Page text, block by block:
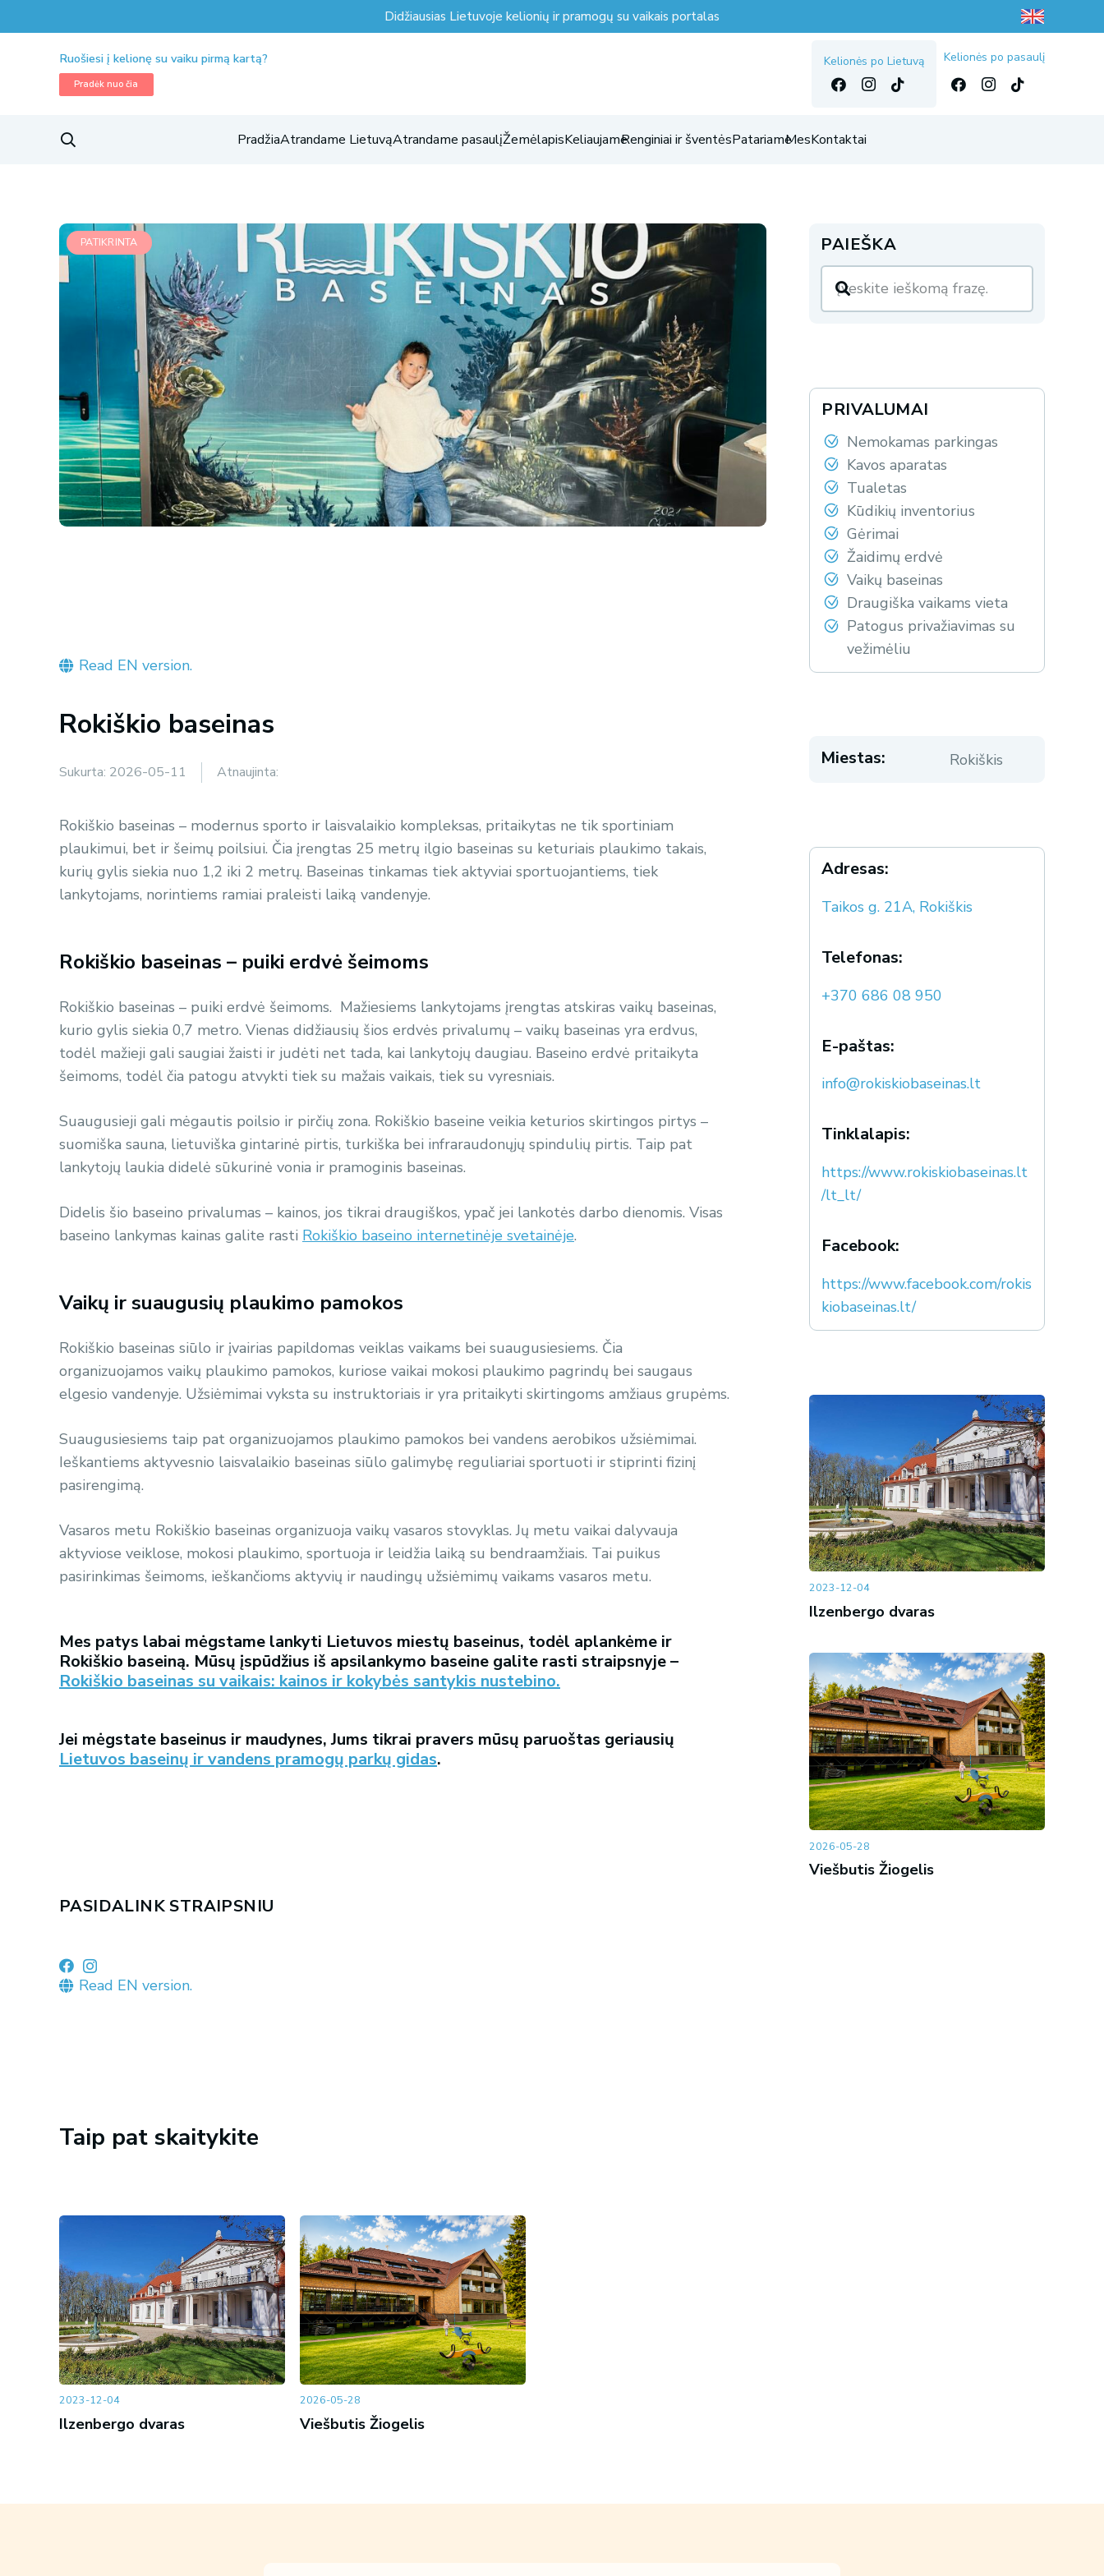
Didžiausias Lietuvoje kelionių ir pramogų su vaikais portalas
Ruošiesi į kelionę su vaiku pirmą kartą?
Pradėk nuo čia
Kelionės po Lietuvą Kelionės po pasaulį
PradžiaAtrandame LietuvąAtrandame pasaulįŽemėlapisKeliaujameRenginiai ir šventėsPatariameMesKontaktai
PATIKRINTA
Read EN version.
Rokiškio baseinas
Sukurta: 2026-05-11 Atnaujinta:
Rokiškio baseinas – modernus sporto ir laisvalaikio kompleksas, pritaikytas ne tik sportiniam
plaukimui, bet ir šeimų poilsiui. Čia įrengtas 25 metrų ilgio baseinas su keturiais plaukimo takais,
kurių gylis siekia nuo 1,2 iki 2 metrų. Baseinas tinkamas tiek aktyviai sportuojantiems, tiek
lankytojams, norintiems ramiai praleisti laiką vandenyje.
Rokiškio baseinas – puiki erdvė šeimoms
Rokiškio baseinas – puiki erdvė šeimoms. Mažiesiems lankytojams įrengtas atskiras vaikų baseinas,
kurio gylis siekia 0,7 metro. Vienas didžiausių šios erdvės privalumų – vaikų baseinas yra erdvus,
todėl mažieji gali saugiai žaisti ir judėti net tada, kai lankytojų daugiau. Baseino erdvė pritaikyta
šeimoms, todėl čia patogu atvykti tiek su mažais vaikais, tiek su vyresniais.
Suaugusieji gali mėgautis poilsio ir pirčių zona. Rokiškio baseine veikia keturios skirtingos pirtys –
suomiška sauna, lietuviška gintarinė pirtis, turkiška bei infraraudonųjų spindulių pirtis. Taip pat
lankytojų laukia didelė sūkurinė vonia ir pramoginis baseinas.
Didelis šio baseino privalumas – kainos, jos tikrai draugiškos, ypač jei lankotės darbo dienomis. Visas
baseino lankymas kainas galite rasti Rokiškio baseino internetinėje svetainėje.
Vaikų ir suaugusių plaukimo pamokos
Rokiškio baseinas siūlo ir įvairias papildomas veiklas vaikams bei suaugusiesiems. Čia
organizuojamos vaikų plaukimo pamokos, kuriose vaikai mokosi plaukimo pagrindų bei saugaus
elgesio vandenyje. Užsiėmimai vyksta su instruktoriais ir yra pritaikyti skirtingoms amžiaus grupėms.
Suaugusiesiems taip pat organizuojamos plaukimo pamokos bei vandens aerobikos užsiėmimai.
Ieškantiems aktyvesnio laisvalaikio baseinas siūlo galimybę reguliariai sportuoti ir stiprinti fizinį
pasirengimą.
Vasaros metu Rokiškio baseinas organizuoja vaikų vasaros stovyklas. Jų metu vaikai dalyvauja
aktyviose veiklose, mokosi plaukimo, sportuoja ir leidžia laiką su bendraamžiais. Tai puikus
pasirinkimas šeimoms, ieškančioms aktyvių ir naudingų užsiėmimų vaikams vasaros metu.
Mes patys labai mėgstame lankyti Lietuvos miestų baseinus, todėl aplankėme ir
Rokiškio baseiną. Mūsų įspūdžius iš apsilankymo baseine galite rasti straipsnyje –
Rokiškio baseinas su vaikais: kainos ir kokybės santykis nustebino.
Jei mėgstate baseinus ir maudynes, Jums tikrai pravers mūsų paruoštas geriausių
Lietuvos baseinų ir vandens pramogų parkų gidas.
PASIDALINK STRAIPSNIU
Read EN version.
Taip pat skaitykite
2023-12-04
Ilzenbergo dvaras
2026-05-28
Viešbutis Žiogelis
PAIEŠKA
PRIVALUMAI
Nemokamas parkingas
Kavos aparatas
Tualetas
Kūdikių inventorius
Gėrimai
Žaidimų erdvė
Vaikų baseinas
Draugiška vaikams vieta
Patogus privažiavimas su
vežimėliu
Miestas: Rokiškis
Adresas:
Taikos g. 21A, Rokiškis
Telefonas:
+370 686 08 950
E-paštas:
info@rokiskiobaseinas.lt
Tinklalapis:
https://www.rokiskiobaseinas.lt
/lt_lt/
Facebook:
https://www.facebook.com/rokis
kiobaseinas.lt/
2023-12-04
Ilzenbergo dvaras
2026-05-28
Viešbutis Žiogelis